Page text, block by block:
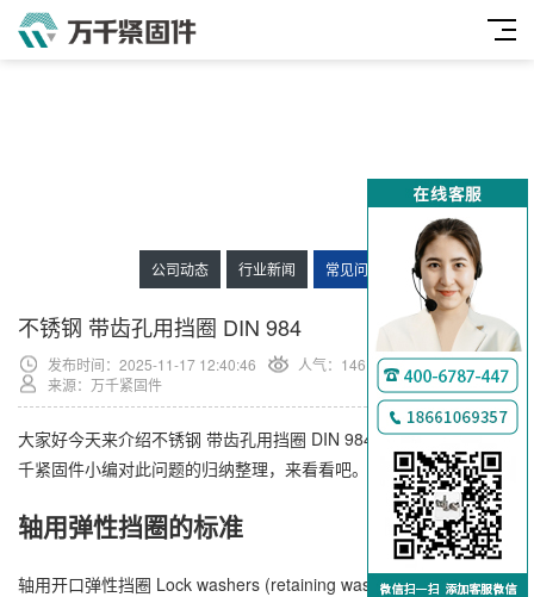
公司动态 行业新闻 常见问题
不锈钢 带齿孔用挡圈 DIN 984
发布时间：2025-11-17 12:40:46 人气： 146
来源：万千紧固件
大家好今天来介绍不锈钢 带齿孔用挡圈 DIN 984的问题，以下是万
千紧固件小编对此问题的归纳整理，来看看吧。
轴用弹性挡圈的标准
轴用开口弹性挡圈 Lock washers (retaining washers) for shaftsDIN